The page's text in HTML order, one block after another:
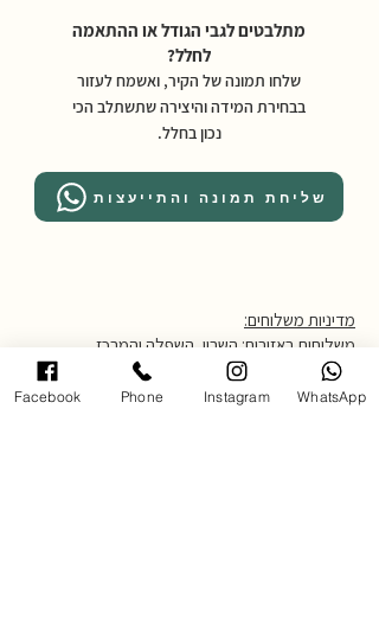
מתלבטים לגבי הגודל או ההתאמה
לחלל?
שלחו תמונה של הקיר, ואשמח לעזור
בבחירת המידה והיצירה שתשתלב הכי
נכון בחלל.
שליחת תמונה והתייעצות
מדיניות משלוחים:
משלוחים באזורים: השרון, השפלה והמרכז
*לאזורים מרוחקים יותר יש ליצור קשר.
עלות דמי משלוח: 250 ש״ח
Facebook Phone Instagram WhatsApp